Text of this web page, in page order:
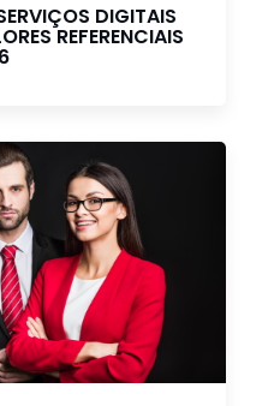
DIGITAIS
REFERENCIAIS